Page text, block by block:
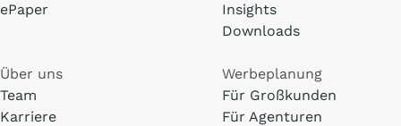
ePaper
Insights
Downloads
Über uns
Team
Karriere
Werbeplanung
Für Großkunden
Für Agenturen